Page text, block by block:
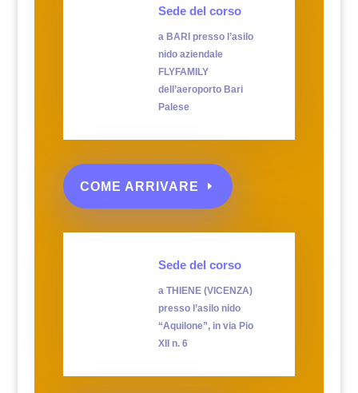
Sede del corso
a BARI presso l’asilo
nido aziendale
FLYFAMILY
dell’aeroporto Bari
Palese
COME ARRIVARE
Sede del corso
a THIENE (VICENZA)
presso l’asilo nido
“Aquilone”, in via Pio
XII n. 6